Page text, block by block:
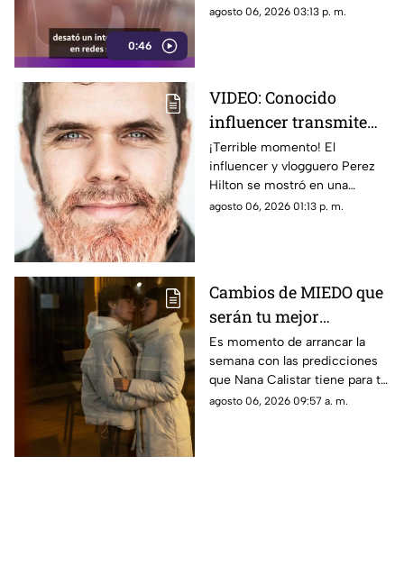
0:46
convertido en el centro de
agosto 06, 2026 03:13 p. m.
VIDEO: Conocido
influencer transmite
EN VIVO mientras se
4utoles1ona; así fue
captado
¡Terrible momento! El
influencer y vlogguero Perez
Hilton se mostró en una
situación de crisis y provocó la
agosto 06, 2026 01:13 p. m.
Cambios de MIEDO que
serán tu mejor
BENEFICIO: Esto
destaca Nana Calistar
HOY en el horóscopo
Es momento de arrancar la
semana con las predicciones
que Nana Calistar tiene para tu
horóscopo hoy 6 de agosto de
agosto 06, 2026 09:57 a. m.